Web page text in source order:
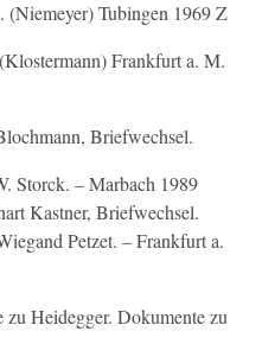
(Niemeyer) Tubingen 1969 Z
Frankfurt a. M.
Briefwechsel.
Storck. – Marbach 1989
Kastner, Briefwechsel.
Petzet. – Frankfurt a.
zu Heidegger. Dokumente zu